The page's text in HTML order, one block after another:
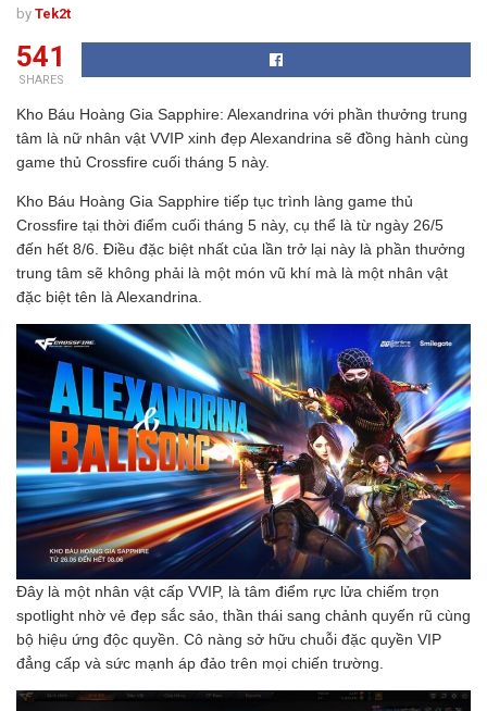
by Tek2t
541
SHARES
Kho Báu Hoàng Gia Sapphire: Alexandrina với phần thưởng trung
tâm là nữ nhân vật VVIP xinh đẹp Alexandrina sẽ đồng hành cùng
game thủ Crossfire cuối tháng 5 này.
Kho Báu Hoàng Gia Sapphire tiếp tục trình làng game thủ
Crossfire tại thời điểm cuối tháng 5 này, cụ thể là từ ngày 26/5
đến hết 8/6. Điều đặc biệt nhất của lần trở lại này là phần thưởng
trung tâm sẽ không phải là một món vũ khí mà là một nhân vật
đặc biệt tên là Alexandrina.
Đây là một nhân vật cấp VVIP, là tâm điểm rực lửa chiếm trọn
spotlight nhờ vẻ đẹp sắc sảo, thần thái sang chảnh quyến rũ cùng
bộ hiệu ứng độc quyền. Cô nàng sở hữu chuỗi đặc quyền VIP
đẳng cấp và sức mạnh áp đảo trên mọi chiến trường.